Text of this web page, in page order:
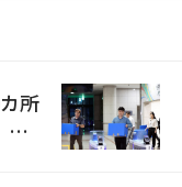
所
の